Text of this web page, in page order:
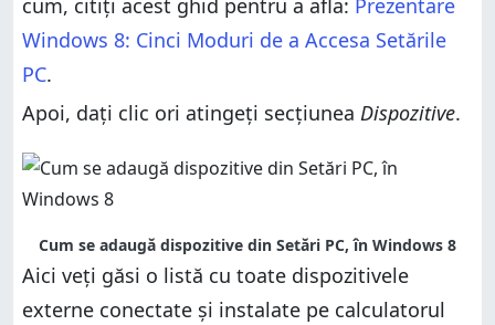
Concluzie
cum, citiți acest ghid pentru a afla: Prezentare
Windows 8: Cinci Moduri de a Accesa Setările
PC.
Apoi, dați clic ori atingeți secțiunea Dispozitive.
Cum se adaugă dispozitive din Setări PC, în Windows 8
Aici veți găsi o listă cu toate dispozitivele
externe conectate și instalate pe calculatorul